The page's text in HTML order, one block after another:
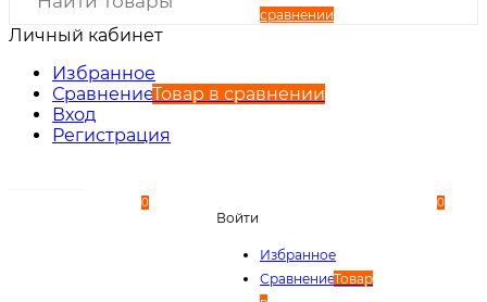
сравнении
Личный кабинет
Избранное
СравнениеТовар в сравнении
Вход
Регистрация
0
Войти
Избранное
СравнениеТовар
0